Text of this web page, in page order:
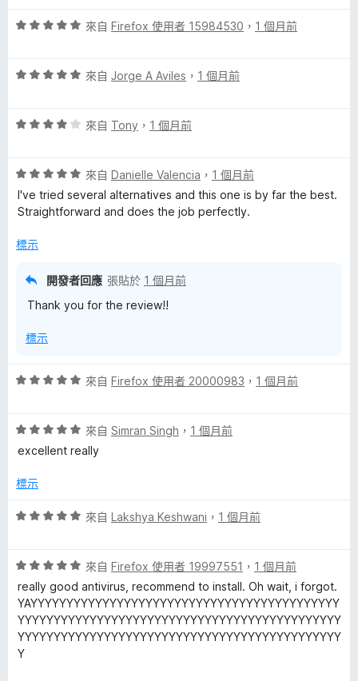
分
分
分
評
分
分
來自 Firefox 使用者 15984530 ， 1 個月前
評
分
分
5
分
來自 Jorge A Aviles ， 1 個月前
評
分
，
滿
5
來自 Tony ， 1 個月前
評
價
5
，
來自 Danielle Valencia ， 1 個月前
I've tried several alternatives and this one is by far the best.
Straightforward and does the job perfectly.
標示
開發者回應 張貼於 1 個月前
Thank you for the review!!
標示
評
分
，
分
分
來自 Firefox 使用者 20000983 ， 1 個月前
評
價
分
滿
分
來自 Simran Singh ， 1 個月前
excellent really
標示
評
分
，
滿
分
5
分
來自 Lakshya Keshwani ， 1 個月前
評
價
5
分
，
滿
來自 Firefox 使用者 19997551 ， 1 個月前
really good antivirus, recommend to install. Oh wait, i forgot.
YAYYYYYYYYYYYYYYYYYYYYYYYYYYYYYYYYYYYYYYYYYYY
YYYYYYYYYYYYYYYYYYYYYYYYYYYYYYYYYYYYYYYYYYYYY
YYYYYYYYYYYYYYYYYYYYYYYYYYYYYYYYYYYYYYYYYYYYY
Y